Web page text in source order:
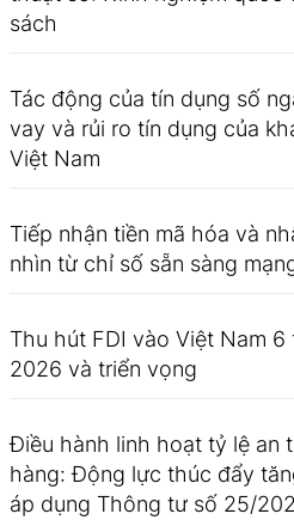
sách
Tác động của tín dụng số
vay và rủi ro tín dụng của
Việt Nam
Tiếp nhận tiền mã hóa và
nhìn từ chỉ số sẵn sàng
Thu hút FDI vào Việt Nam 6
2026 và triển vọng
Điều hành linh hoạt tỷ lệ an
hàng: Động lực thúc đẩy
áp dụng Thông tư số 25/